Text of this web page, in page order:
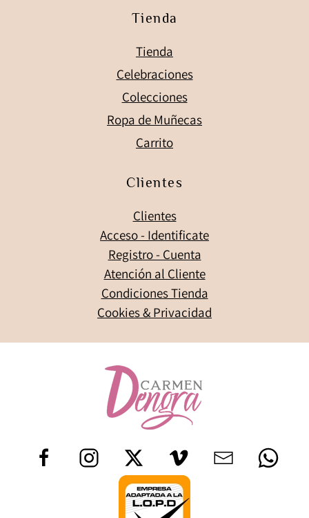
Tienda
Tienda
Celebraciones
Colecciones
Ropa de Muñecas
Carrito
Clientes
Clientes
Acceso - Identificate
Registro - Cuenta
Atención al Cliente
Condiciones Tienda
Cookies & Privacidad